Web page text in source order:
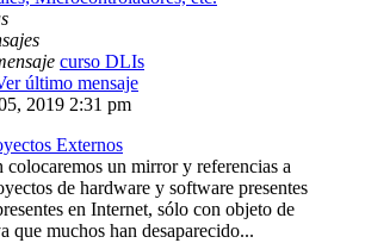
curso DLIs
último mensaje
2019 2:31 pm
Externos
colocaremos un mirror y referencias a
de hardware y software presentes
en Internet, sólo con objeto de
que muchos han desaparecido...